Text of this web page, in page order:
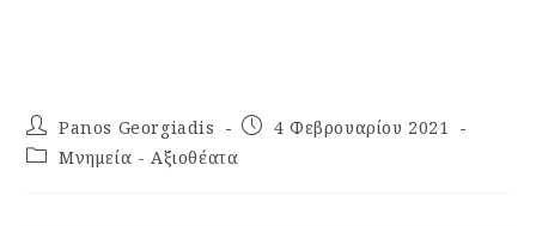
Panos Georgiadis
4 Φεβρουαρίου 2021
Μνημεία - Αξιοθέατα